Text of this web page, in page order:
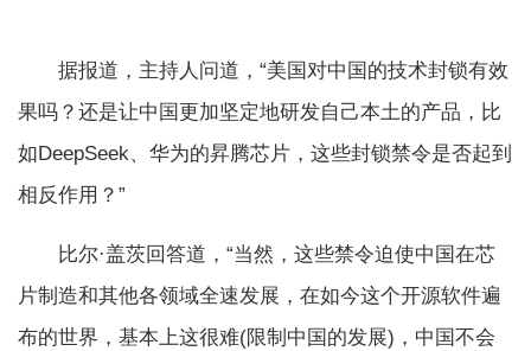
据报道，主持人问道，“美国对中国的技术封锁有效
果吗？还是让中国更加坚定地研发自己本土的产品，比
如DeepSeek、华为的昇腾芯片，这些封锁禁令是否起到
相反作用？”
比尔·盖茨回答道，“当然，这些禁令迫使中国在芯
片制造和其他各领域全速发展，在如今这个开源软件遍
布的世界，基本上这很难(限制中国的发展)，中国不会